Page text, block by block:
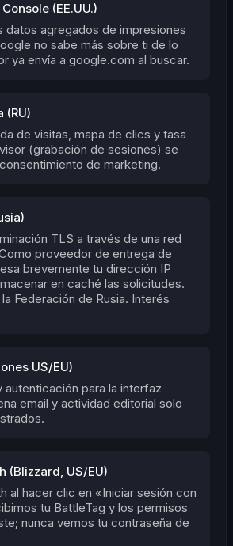
(EE.UU.)
datos agregados de impresiones
no sabe más sobre ti de lo
ya envía a google.com al buscar.
(RU)
de visitas, mapa de clics y tasa
(grabación de sesiones) se
de marketing.
TLS a través de una red
proveedor de entrega de
brevemente tu dirección IP
en caché las solicitudes.
Federación de Rusia. Interés
US/EU)
autenticación para la interfaz
email y actividad editorial solo
(Blizzard, US/EU)
al hacer clic en «Iniciar sesión con
tu BattleTag y los permisos
nunca vemos tu contraseña de